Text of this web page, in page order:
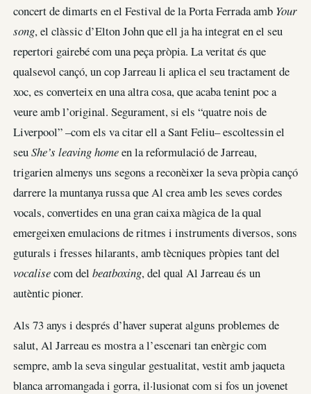
concert de dimarts en el Festival de la Porta Ferrada amb Your
song, el clàssic d’Elton John que ell ja ha integrat en el seu
repertori gairebé com una peça pròpia. La veritat és que
qualsevol cançó, un cop Jarreau li aplica el seu tractament de
xoc, es converteix en una altra cosa, que acaba tenint poc a
veure amb l’original. Segurament, si els “quatre nois de
Liverpool” –com els va citar ell a Sant Feliu– escoltessin el
seuShe’s leaving homeen la reformulació de Jarreau,
trigarien almenys uns segons a reconèixer la seva pròpia cançó
darrere la muntanya russa que Al crea amb les seves cordes
vocals, convertides en una gran caixa màgica de la qual
emergeixen emulacions de ritmes i instruments diversos, sons
guturals i fresses hilarants, amb tècniques pròpies tant del
vocalisecom del beatboxing, del qual Al Jarreau és un
autèntic pioner.
Als 73 anys i després d’haver superat alguns problemes de
salut, Al Jarreau es mostra a l’escenari tan enèrgic com
sempre, amb la seva singular gestualitat, vestit amb jaqueta
blanca arromangada i gorra, il·lusionat com si fos un jovenet